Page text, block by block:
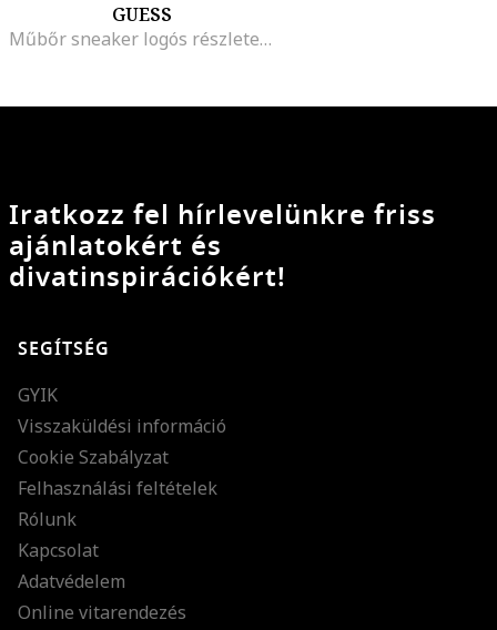
GUESS
Műbőr sneaker logós részletekkel, Barna/Bézs/Törtfehér
Iratkozz fel hírlevelünkre friss
ajánlatokért és
divatinspirációkért!
SEGÍTSÉG
GYIK
Visszaküldési információ
Cookie Szabályzat
Felhasználási feltételek
Rólunk
Kapcsolat
Adatvédelem
Online vitarendezés